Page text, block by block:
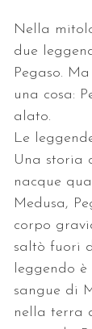
Nella
due
Pegaso.
una cosa:
alato.
Le
Una storia
nacque
Medusa,
corpo
saltò fuori
leggendo
sangue di
nella terra